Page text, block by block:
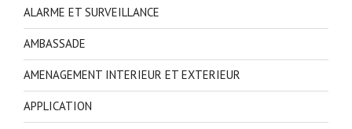
ALARME ET SURVEILLANCE
AMBASSADE
AMENAGEMENT INTERIEUR ET EXTERIEUR
APPLICATION